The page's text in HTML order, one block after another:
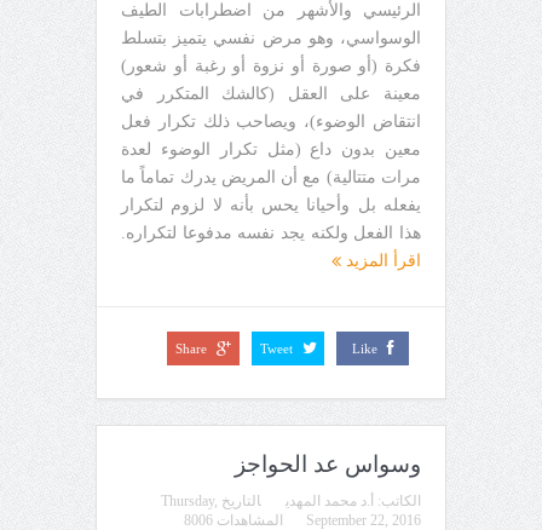
الرئيسي والأشهر من اضطرابات الطيف
الوسواسي، وهو مرض نفسي يتميز بتسلط
فكرة (أو صورة أو نزوة أو رغبة أو شعور)
معينة على العقل (كالشك المتكرر في
انتقاض الوضوء)، ويصاحب ذلك تكرار فعل
معين بدون داع (مثل تكرار الوضوء لعدة
مرات متتالية) مع أن المريض يدرك تماماً ما
يفعله بل وأحيانا يحس بأنه لا لزوم لتكرار
هذا الفعل ولكنه يجد نفسه مدفوعا لتكراره.
اقرأ المزيد
Like
Tweet
Share
وسواس عد الحواجز
الكاتب: أ.د محمد المهدي التاريخ Thursday,
September 22, 2016
المشاهدات 8006